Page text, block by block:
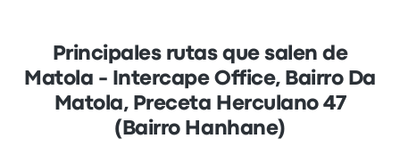
Principales rutas que salen de
Matola - Intercape Office, Bairro Da
Matola, Preceta Herculano 47
(Bairro Hanhane)